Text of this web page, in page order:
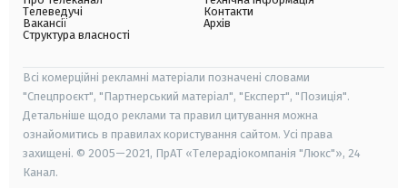
Телеведучі
Вакансії
Структура власності
Контакти
Архів
Всі комерційні рекламні матеріали позначені словами
"Спецпроєкт", "Партнерський матеріал", "Експерт", "Позиція".
Детальніше щодо реклами та правил цитування можна
ознайомитись в правилах користування сайтом. Усі права
захищені. © 2005—2021, ПрАТ «Телерадіокомпанія "Люкс"», 24
Канал.